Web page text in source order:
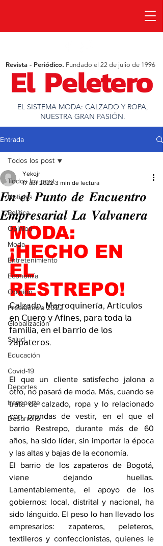
EL SISTEMA MODA: CALZADO Y ROPA,
NUESTRA GRAN PASIÓN.
Revista - Periódico. Fundado el 22 de julio de 1996
Entrada
Todos los post
Noticias
Política
Opinion
Moda
Entretenimiento
Economía
Opinión
Presidencia 2022
Globalización
Salud
Educación
Covid-19
Deportes
transporte
Desarrollo
Todos los post
𝑬𝒏 𝒆𝒍 𝑷𝒖𝒏𝒕𝒐 𝒅𝒆 𝑬𝒏𝒄𝒖𝒆𝒏𝒕𝒓𝒐
𝑬𝒎𝒑𝒓𝒆𝒔𝒂𝒓𝒊𝒂𝒍 𝑳𝒂 𝑽𝒂𝒍𝒗𝒂𝒏𝒆𝒓𝒂
Yekojr
17 abr 2022 3 min de lectura
MODA:
¡HECHO EN
EL
RESTREPO!
𝖢𝖺𝗅𝗓𝖺𝖽𝗈, 𝖬𝖺𝗋𝗋𝗈𝗊𝗎𝗂𝗇𝖾𝗋í𝖺, 𝖠𝗋𝗍í𝖼𝗎𝗅𝗈𝗌
𝖾𝗇 𝖢𝗎𝖾𝗋𝗈 𝗒 𝖠𝖿𝗂𝗇𝖾𝗌, 𝗉𝖺𝗋𝖺 𝗍𝗈𝖽𝖺 𝗅𝖺
𝖿𝖺𝗆𝗂𝗅𝗂𝖺, 𝖾𝗇 𝖾𝗅 𝖻𝖺𝗋𝗋𝗂𝗈 𝖽𝖾 𝗅𝗈𝗌
𝗓𝖺𝗉𝖺𝗍𝖾𝗋𝗈𝗌.
El que un cliente satisfecho jalona a
otro, no pasará de moda. Más, cuando se
trata de calzado, ropa y lo relacionado
con prendas de vestir, en el que el
barrio Restrepo, durante más de 60
años, ha sido líder, sin importar la época
y las altas y bajas de la economía.
El barrio de los zapateros de Bogotá,
viene dejando huellas.
Lamentablemente, el apoyo de los
gobiernos: local, distrital y nacional, ha
sido lánguido. El peso lo han llevado los
empresarios: zapateros, peleteros,
textileros y confeccionistas, quienes le